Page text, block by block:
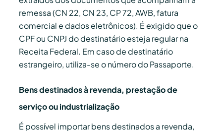
remessa (CN 22, CN 23, CP 72, AWB, fatura
comercial e dados eletrônicos). É exigido que o
CPF ou CNPJ do destinatário esteja regular na
Receita Federal. Em caso de destinatário
estrangeiro, utiliza-se o número do Passaporte.
Bens destinados à revenda, prestação de
serviço ou industrialização
É possível importar bens destinados a revenda,